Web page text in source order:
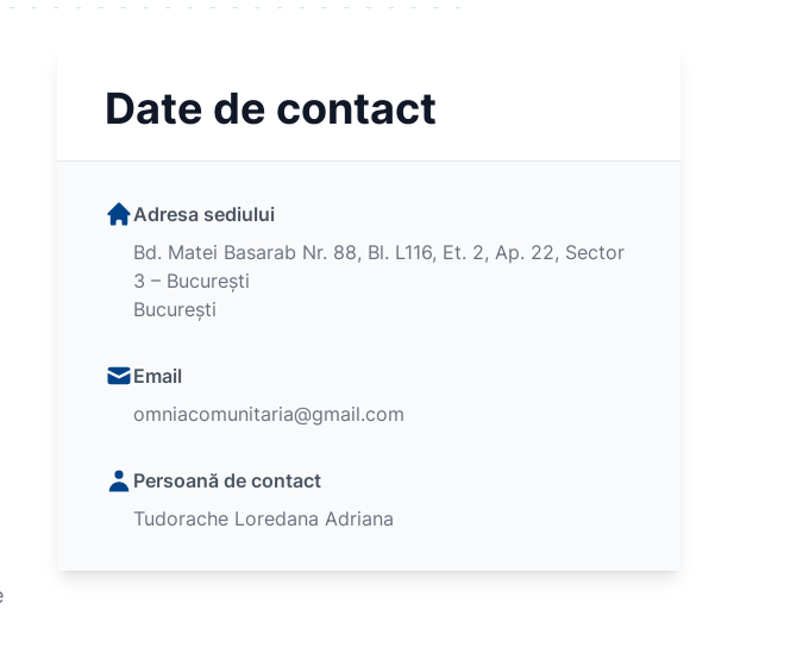
Date de contact
Adresa sediului
Bd. Matei Basarab Nr. 88, Bl. L116, Et. 2, Ap. 22, Sector
3 – Bucureşti
București
Email
omniacomunitaria@gmail.com
Persoană de contact
Tudorache Loredana Adriana